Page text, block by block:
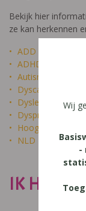
Bekijk hier
ze kan herkennen
ADD
ADHD
Autisme
Dyscalculie
Dyslexie
Dyspraxie
Hoogbegaafdheid
NLD
IK HEET
Wij
-